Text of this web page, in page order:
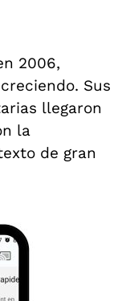
2006,
Sus
llegaron
la
de gran